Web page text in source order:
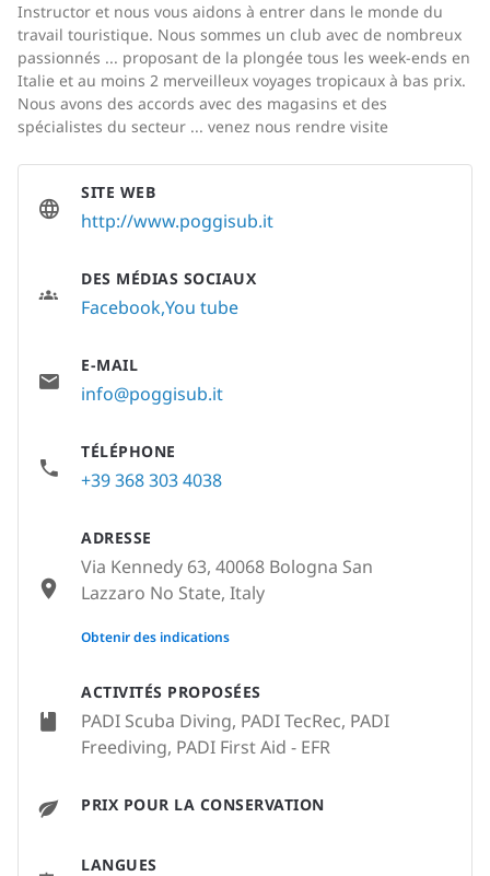
Instructor et nous vous aidons à entrer dans le monde du
travail touristique. Nous sommes un club avec de nombreux
passionnés ... proposant de la plongée tous les week-ends en
Italie et au moins 2 merveilleux voyages tropicaux à bas prix.
Nous avons des accords avec des magasins et des
spécialistes du secteur ... venez nous rendre visite
ACTIVITÉS PROPOSÉES
PADI Scuba Diving, PADI TecRec, PADI
Freediving, PADI First Aid - EFR
PRIX POUR LA CONSERVATION
LANGUES
SITE WEB
http://www.poggisub.it
DES MÉDIAS SOCIAUX
FacebookYou tube
E-MAIL
info@poggisub.it
TÉLÉPHONE
+39 368 303 4038
ADRESSE
Via Kennedy 63, 40068 Bologna San
Lazzaro No State, Italy
None
Obtenir des indications